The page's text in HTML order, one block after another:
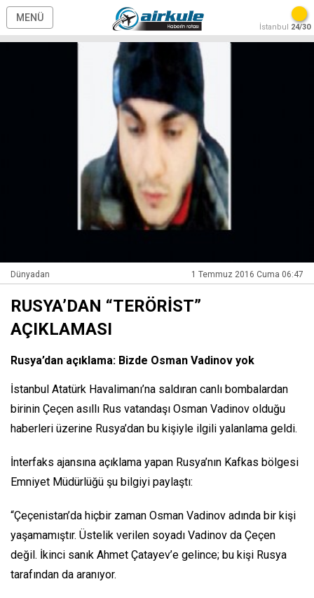
MENÜ
İstanbul 24/30
Dünyadan 1 Temmuz 2016 Cuma 06:47
RUSYA’DAN “TERÖRİST”
AÇIKLAMASI
Rusya’dan açıklama: Bizde Osman Vadinov yok
İstanbul Atatürk Havalimanı’na saldıran canlı bombalardan
birinin Çeçen asıllı Rus vatandaşı Osman Vadinov olduğu
haberleri üzerine Rusya’dan bu kişiyle ilgili yalanlama geldi.
İnterfaks ajansına açıklama yapan Rusya’nın Kafkas bölgesi
Emniyet Müdürlüğü şu bilgiyi paylaştı:
“Çeçenistan’da hiçbir zaman Osman Vadinov adında bir kişi
yaşamamıştır. Üstelik verilen soyadı Vadinov da Çeçen
değil. İkinci sanık Ahmet Çatayev’e gelince; bu kişi Rusya
tarafından da aranıyor.